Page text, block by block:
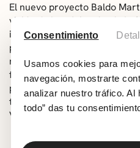
Consentimiento
Usamos cookies para
navegación, mostrarte
analizar nuestro tráfico. Al
todo” das tu
El nuevo proyecto Baldo
visión de la música desde la
instrumento que nunca
proyectos, dándole otra
manteniendo esa creatividad
formación de trío adquiere
podremos escuchar música
trabajos, como
Tusitala,
Vientos Cruzados…
Completan este trío 2